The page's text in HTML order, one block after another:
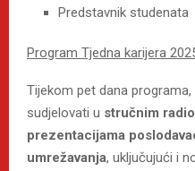
Predstavnik studenata
Program Tjedna karijera
Tijekom pet dana
sudjelovati u stručnim
prezentacijama
umrežavanja, uključujući i